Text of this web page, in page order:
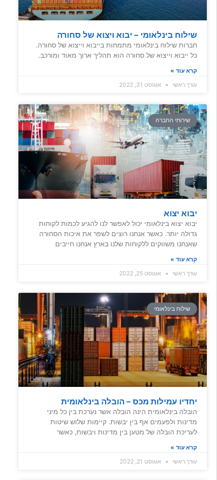
שילוח בינלאומי – יבוא ויצוא של סחורה
חברות שילוח בינלאומי מתמחות בייבוא וייצוא של סחורה.
כל ייבוא וייצוא של סחורה הוא תהליך ארוך מאוד ומורכב.
קרא עוד »
עורך ראשי
אוגוסט 31, 2022
שירותי החברה
יבוא יצוא
יבוא יצוא בינלאומי יכול לאפשר לנו להגיע לכמות לקוחות
גדולה יותר. כאשר אנחנו רוצים לשפר את איכות הסחורה
שאנחנו משווקים ללקוחות שלנו בארץ אנחנו חייבים
קרא עוד »
עורך ראשי
אוגוסט 25, 2022
שילוח בינלאומי
יחדיו עמילות מכס – הובלה בינלאומית
הובלה בינלאומית הינה הובלה אשר נערכת בין כל מיני
מדינות ולפעמים אף בין יבשות. קיימות שלוש שיטות
לעריכת הובלה של מטען בין מדינות ויבשות, כאשר
קרא עוד »
עורך ראשי
אוגוסט 21, 2022